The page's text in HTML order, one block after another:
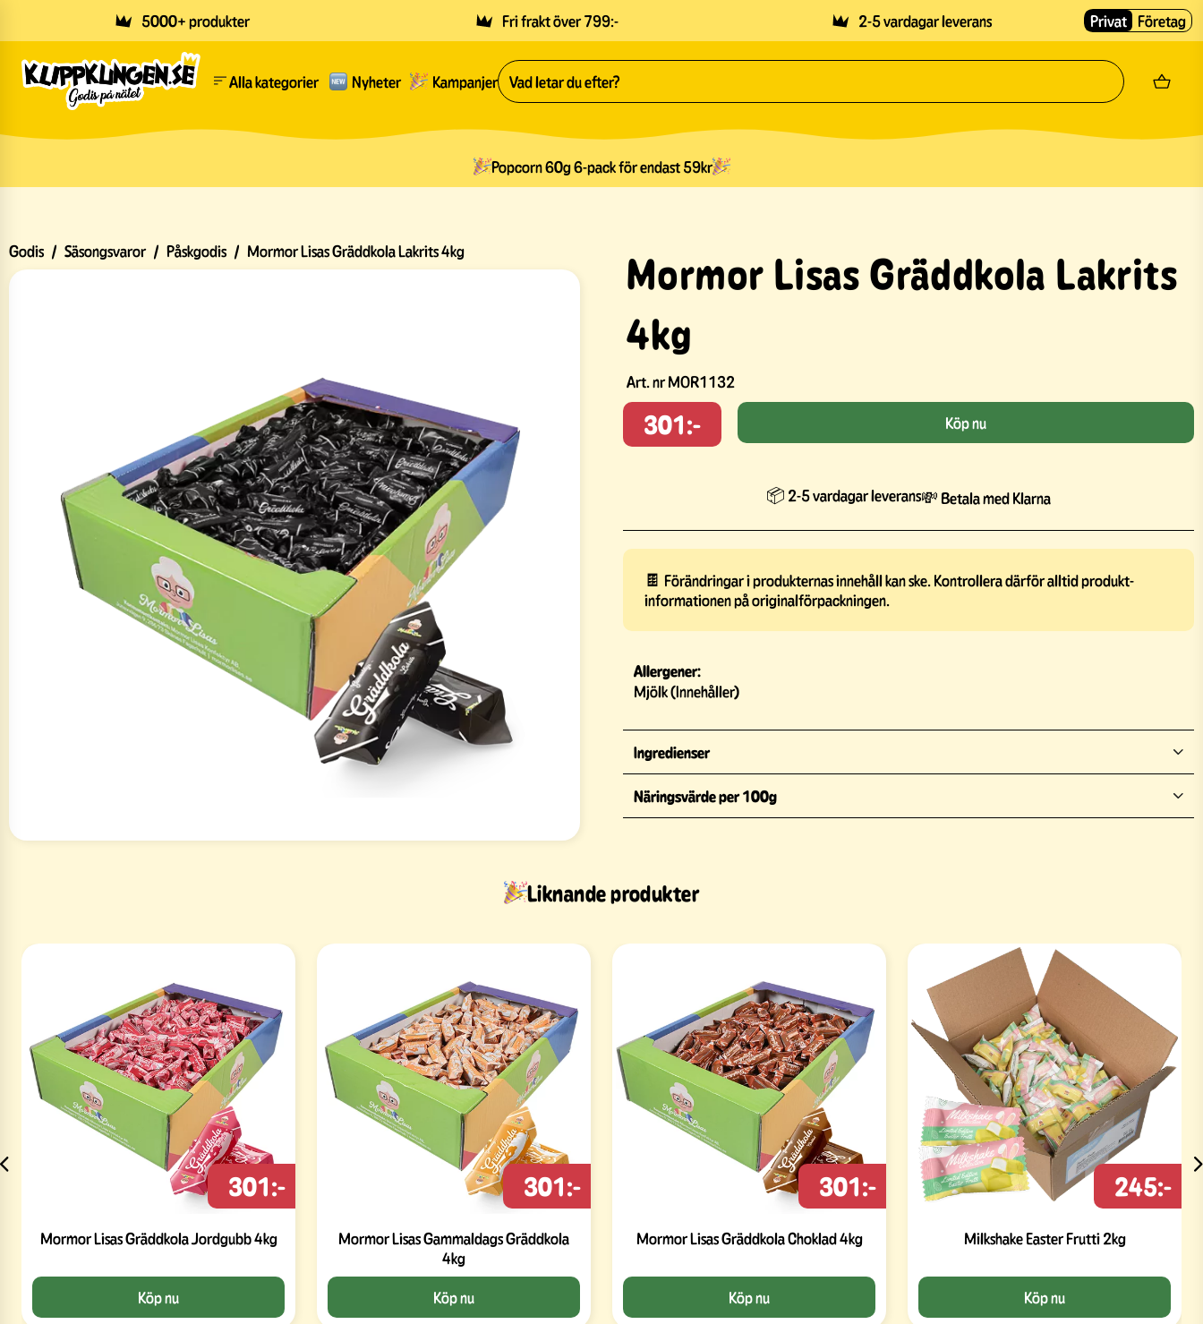
5000+ produkter Fri frakt över 799:- 2-5 vardagar leverans Privat Företag
Alla kategorier Nyheter Kampanjer
Popcorn 60g 6-pack för endast 59kr
Godis / Säsongsvaror / Påskgodis / Mormor Lisas Gräddkola Lakrits 4kg
Mormor Lisas Gräddkola Lakrits
4kg
Art. nrMOR1132
301:- Köp nu
📦 2-5 vardagar leverans💸 Betala med Klarna
🍫 Förändringar i produkternas innehåll kan ske. Kontrollera därför alltid produkt-
informationen på originalförpackningen.
Allergener:
Mjölk (Innehåller)
Ingredienser
Näringsvärde per 100g
Liknande produkter
Mormor Lisas Gräddkola Jordgubb 4kg
301:-
Köp nu
Mormor Lisas Gammaldags Gräddkola
4kg
301:-
Köp nu
Mormor Lisas Gräddkola Choklad 4kg
301:-
Köp nu
Milkshake Easter Frutti 2kg
245:-
Köp nu